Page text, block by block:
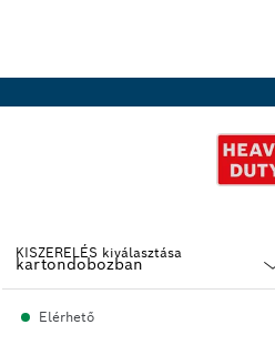
KISZERELÉS kiválasztása
closedElérhető